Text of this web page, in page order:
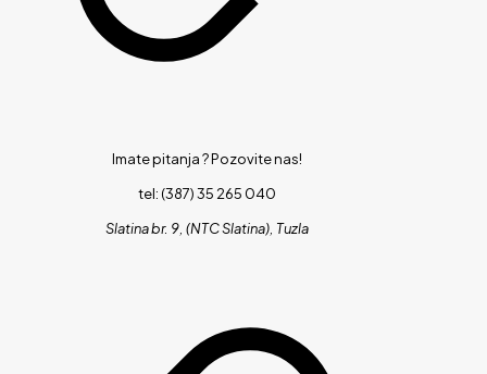
Imate pitanja ?Pozovite nas!
tel: (387) 35 265 040
Slatina br. 9, (NTC Slatina), Tuzla